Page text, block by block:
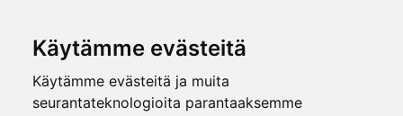
Käytämme evästeitä
Käytämme evästeitä ja muita
seurantateknologioita parantaaksemme